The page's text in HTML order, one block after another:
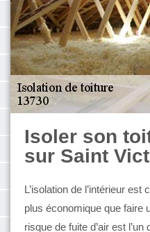
Isoler son
sur Saint
L’isolation de l’intérieur
plus économique que faire
risque de fuite d’air est